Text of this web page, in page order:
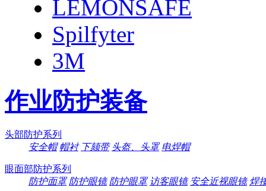
LEMONSAFE
Spilfyter
3M
作业防护装备
头部防护系列
安全帽 帽衬 下颏带 头盔、头罩 电焊帽
眼面部防护系列
防护面罩 防护眼镜 防护眼罩 访客眼镜 安全近视眼镜 焊